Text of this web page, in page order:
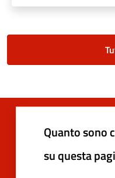
Quanto sono
su questa